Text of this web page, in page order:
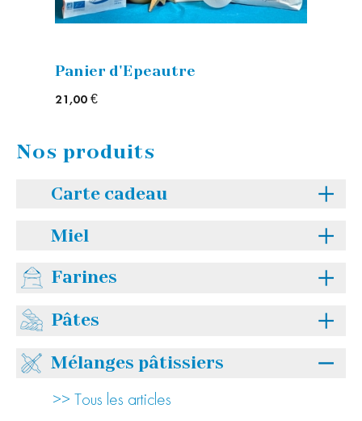
Panier d'Epeautre
21,00 €
Nos produits
Carte cadeau
>> Tous les articles
Miel
>> Tous les articles
Farines
>> Épeautre
>> Seigle
>> Châtaigne
Pâtes
>> Tous les articles
Mélanges pâtissiers
>> Tous les articles